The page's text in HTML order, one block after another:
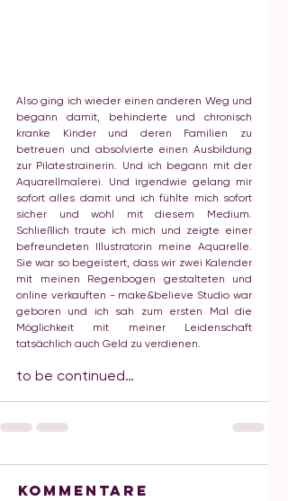
Also ging ich wieder einen anderen Weg und
begann damit, behinderte und chronisch
kranke Kinder und deren Familien zu
betreuen und absolvierte einen Ausbildung
zur Pilatestrainerin. Und ich begann mit der
Aquarellmalerei. Und irgendwie gelang mir
sofort alles damit und ich fühlte mich sofort
sicher und wohl mit diesem Medium.
Schließlich traute ich mich und zeigte einer
befreundeten Illustratorin meine Aquarelle.
Sie war so begeistert, dass wir zwei Kalender
mit meinen Regenbogen gestalteten und
online verkauften - make&believe Studio war
geboren und ich sah zum ersten Mal die
Möglichkeit mit meiner Leidenschaft
tatsächlich auch Geld zu verdienen.
to be continued…
Kommentare